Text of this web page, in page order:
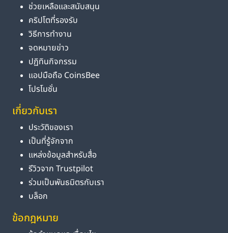
ช่วยเหลือและสนับสนุน
คริปโตที่รองรับ
วิธีการทำงาน
จดหมายข่าว
ปฏิทินกิจกรรม
แอปมือถือ CoinsBee
โปรโมชั่น
เกี่ยวกับเรา
ประวัติของเรา
เป็นที่รู้จักจาก
แหล่งข้อมูลสำหรับสื่อ
รีวิวจาก Trustpilot
ร่วมเป็นพันธมิตรกับเรา
บล็อก
ข้อกฎหมาย